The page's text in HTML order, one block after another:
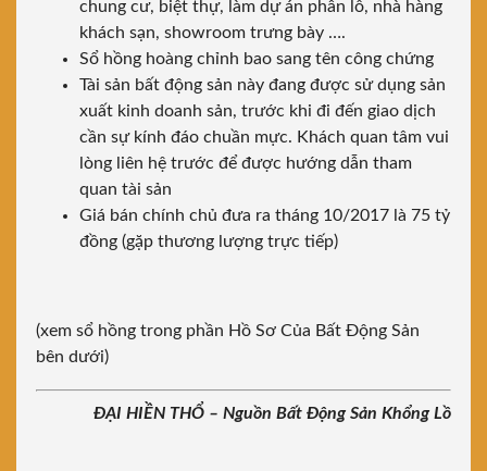
chung cư, biệt thự, làm dự án phân lô, nhà hàng
khách sạn, showroom trưng bày ….
Sổ hồng hoàng chỉnh bao sang tên công chứng
Tài sản bất động sản này đang được sử dụng sản
xuất kinh doanh sản, trước khi đi đến giao dịch
cần sự kính đáo chuần mực. Khách quan tâm vui
lòng liên hệ trước để được hướng dẫn tham
quan tài sản
Giá bán chính chủ đưa ra tháng 10/2017 là 75 tỷ
đồng (gặp thương lượng trực tiếp)
(xem sổ hồng trong phần Hồ Sơ Của Bất Động Sản
bên dưới)
ĐẠI HIỀN THỔ – Nguồn Bất Động Sản Khổng Lồ